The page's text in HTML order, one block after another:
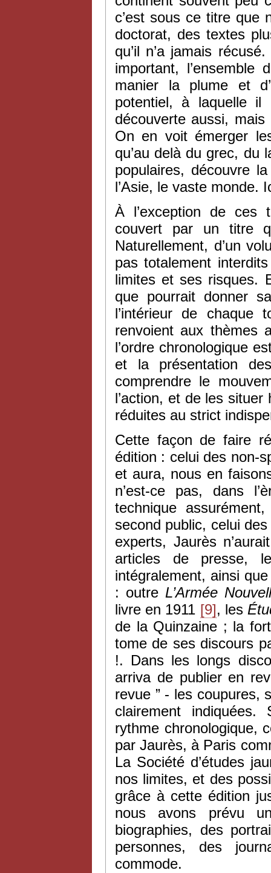
c’est sous ce titre que
doctorat, des textes
qu’il n’a jamais
important,
manier la plume et
potentiel, à laquelle il
découverte aussi,
On en voit émerger
qu’au delà du grec, du
populaires, découvre
l’Asie, le vaste monde.
À l’exception de ces
couvert par un titre
Naturellement, d’un
pas totalement
limites et ses risques.
que pourrait donner
l’intérieur de chaque
renvoient aux thèmes
l’ordre chronologique
et la présentation
comprendre le
l’action, et de les
réduites au strict
Cette façon de faire
édition : celui des non-
et aura, nous en
n’est-ce pas, dans
technique
second public, celui
experts, Jaurès
articles de presse,
intégralement, ainsi
: outreL’Armée
livre en 1911 [9], les
de la Quinzaine ; la
tome de ses discours
!. Dans les longs
arriva de publier en
revue ” - les coupures,
clairement
rythme chronologique,
par Jaurès, à Paris
La Société d’études
nos limites, et des
grâce à cette édition
nous avons prévu
biographies, des
personnes, des
commode.